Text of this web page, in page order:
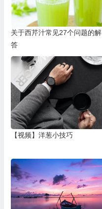
关于西芹汁常见27个问题的解
答
【视频】洋葱小技巧